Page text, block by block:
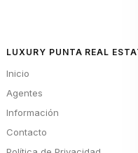
LUXURY PUNTA REAL
Inicio
Agentes
Información
Contacto